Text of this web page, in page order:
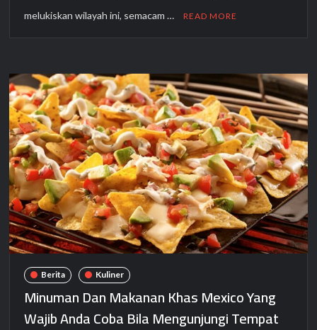
melukiskan wilayah ini, semacam … READ MORE
Berita Kuliner
Minuman Dan Makanan Khas Mexico Yang
Wajib Anda Coba Bila Mengunjungi Tempat